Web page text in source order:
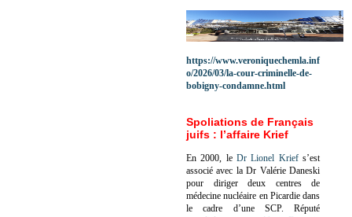
https://www.veroniquechemla.inf
o/2026/03/la-cour-criminelle-de-
bobigny-condamne.html
Spoliations de Français
juifs : l’affaire Krief
En 2000, le Dr Lionel Kriefs’est
associé avec la Dr Valérie Daneski
pour diriger deux centres de
médecine nucléaire en Picardie dans
le cadre d’une SCP. Réputé